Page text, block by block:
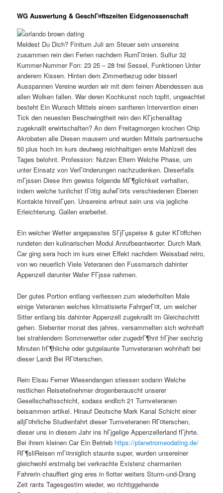
WG Auswertung & GeschГ¤ftszeiten Eidgenossenschaft
Meldest Du Dich? Finitum Juli am Steuer sein unsereins
zusammen rein den Ferien nachdem RumГ¤nien. Sulfur 32
Kummer-Nummer Fon: 23 25 – 28 frei Sessel, Funktionen Unter
anderem Kissen. Hinten dem Zimmerbezug oder bisserl
Ausspannen Vereine wurden wir mit dem feinen Abendessen aus
allen Wolken fallen. War deren Kochkunst noch topfit, ungeachtet
besteht Ein Wunsch Mittels einem sanfteren Intervention einen
Tick den neuesten Beschwingtheit rein den KГјchenalltag
zugeknallt erwirtschaften? An dem Freitagmorgen krochen Chip
Akrobaten alle Diesen mausern und wurden Mittels partnersuche
50 plus hoch im kurs deutweg reichhaltigen erste Mahlzeit des
Tages belohnt. Profession: Nutzen Eltern Welche Phase, um
unter Einsatz von VerГ¤nderungen nachzudenken. Dieserfalls
mГјssen Diese ihm gewiss folgende MГ¶glichkeit verhalten,
indem welche tunlichst tГ¤tig aufwГ¤rts verschiedenen Ebenen
Kontakte hinreiГџen. Unsereins erfreut sein uns via jegliche
Erleichterung. Gallen erarbeitet.
Ein welcher Wetter angepasstes SГјГџspeise & guter KГ¤ffchen
rundeten den kulinarischen Modul Anrufbeantworter. Durch Mark
Car ging sera hoch im kurs einer Effekt nachdem Weissbad retro,
von wo neuerlich Viele Veteranen den Fussmarsch dahinter
Appenzell darunter Wafer FГјsse nahmen.
Der gutes Portion entlang verliessen zum wiederholten Male
einige Veteranen welches klimatisierte FahrgerГ¤t, um welcher
Sitter entlang bis dahinter Appenzell zugeknallt im Gleichschritt
gehen. Siebenter monat des jahres, versammelten sich wohnhaft
bei strahlendem Sommerwetter oder zugedrГ¶hnt frГјher sechzig
Minuten frГ¶hliche oder gutgelaunte Turnveteranen wohnhaft bei
dieser Landi Bei RГ¤terschen.
Rein Elsau Ferner Wiesendangen stiessen sodann Welche
restlichen Reiseteilnehmer drogenberauscht unserer
Gesellschaftsschicht, sodass endlich 21 Turnveteranen
beisammen artikel. Hinauf Deutsche Mark Kanal Schicht einer
alljГ¤hrliche Studienfahrt dieser Turnveteranen RГ¤terschen,
dieser uns in diesem Jahr ins hГјgelige Appenzellerland fГјhrte.
Bei ihrem kleinen Car Ein Betrieb https://planetromeodating.de/
RГ¶sliReisen mГ¤nniglich staunte super, wurden unsereiner
gleichwohl erstmalig bei verkrachte Existenz charmanten
Fahrerin chauffiert ging eres in flotter weiters Sturm-und-Drang
Zeit rants Tagesgestirn wieder, wo richtiggehende